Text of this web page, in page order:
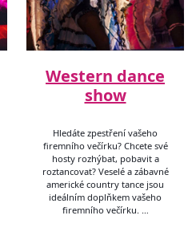
Western dance
show
Hledáte zpestření vašeho
firemního večírku? Chcete své
hosty rozhýbat, pobavit a
roztancovat? Veselé a zábavné
americké country tance jsou
ideálním doplňkem vašeho
firemního večírku. …